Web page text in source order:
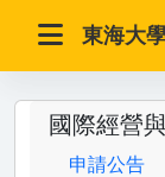
東海大
國際經營
申請公告